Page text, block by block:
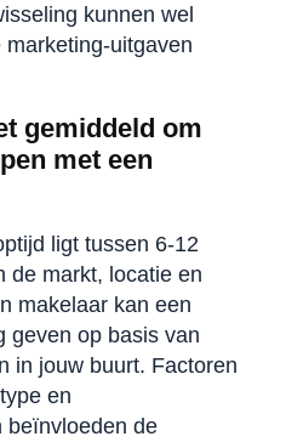
kunnen wel
uitgaven
gemiddeld om
met een
ligt tussen 6-12
de markt, locatie en
makelaar kan een
geven op basis van
in jouw buurt. Factoren
en
beïnvloeden de